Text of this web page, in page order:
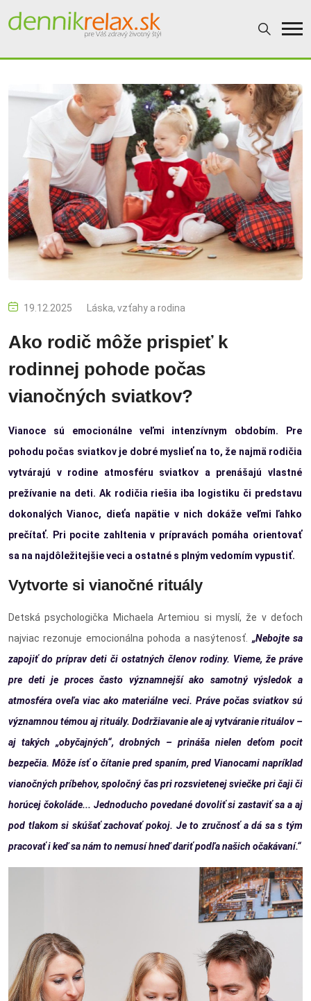
19.12.2025 Láska, vzťahy a rodina
Ako rodič môže prispieť k
rodinnej pohode počas
vianočných sviatkov?
Vianoce sú emocionálne veľmi intenzívnym obdobím. Pre
pohodu počas sviatkov je dobré myslieť na to, že najmä rodičia
vytvárajú v rodine atmosféru sviatkov a prenášajú vlastné
prežívanie na deti. Ak rodičia riešia iba logistiku či predstavu
dokonalých Vianoc, dieťa napätie v nich dokáže veľmi ľahko
prečítať. Pri pocite zahltenia v prípravách pomáha orientovať
sa na najdôležitejšie veci a ostatné s plným vedomím vypustiť.
Vytvorte si vianočné rituály
Detská psychologička Michaela Artemiou si myslí, že v deťoch
najviac rezonuje emocionálna pohoda a nasýtenosť. „Nebojte sa
zapojiť do príprav deti či ostatných členov rodiny. Vieme, že práve
pre deti je proces často významnejší ako samotný výsledok a
atmosféra oveľa viac ako materiálne veci. Práve počas sviatkov sú
významnou témou aj rituály. Dodržiavanie ale aj vytváranie rituálov –
aj takých „obyčajných“, drobných – prináša nielen deťom pocit
bezpečia. Môže ísť o čítanie pred spaním, pred Vianocami napríklad
vianočných príbehov, spoločný čas pri rozsvietenej sviečke pri čaji či
horúcej čokoláde... Jednoducho povedané dovoliť si zastaviť sa a aj
pod tlakom si skúšať zachovať pokoj. Je to zručnosť a dá sa s tým
pracovať i keď sa nám to nemusí hneď dariť podľa našich očakávaní.“